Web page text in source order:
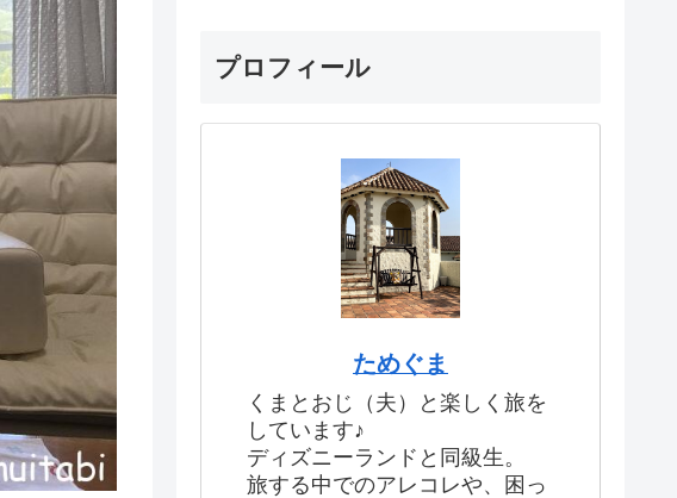
プロフィール
ためぐま
くまとおじ（夫）と楽しく旅を
しています♪
ディズニーランドと同級生。
旅する中でのアレコレや、困っ